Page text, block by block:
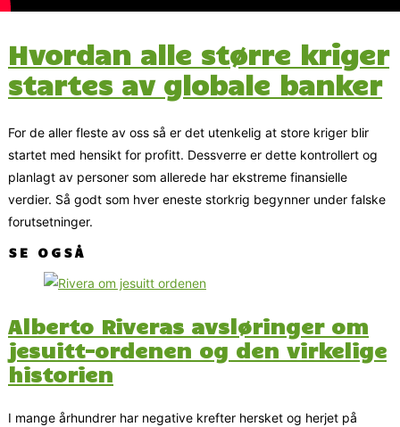
Hvordan alle større kriger
startes av globale banker
For de aller fleste av oss så er det utenkelig at store kriger blir
startet med hensikt for profitt. Dessverre er dette kontrollert og
planlagt av personer som allerede har ekstreme finansielle
verdier. Så godt som hver eneste storkrig begynner under falske
forutsetninger.
SE OGSÅ
Alberto Riveras avsløringer om
jesuitt-ordenen og den virkelige
historien
I mange århundrer har negative krefter hersket og herjet på